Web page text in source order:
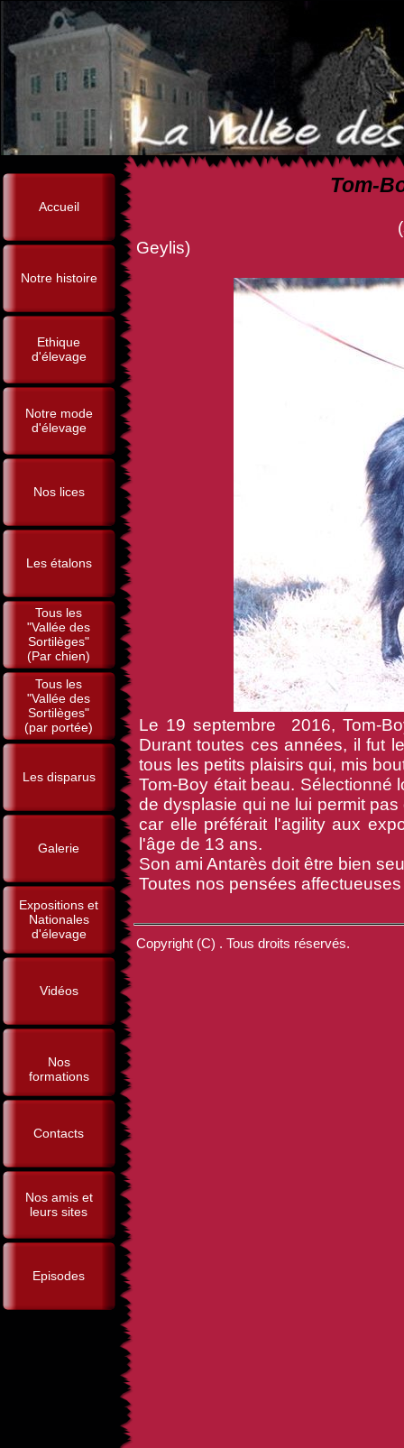
Accueil
Notre histoire
Ethique
d'élevage
Notre mode
d'élevage
Nos lices
Les étalons
Tous les
"Vallée des
Sortilèges"
(Par chien)
Tous les
"Vallée des
Sortilèges"
(par portée)
Les disparus
Galerie
Expositions et
Nationales
d'élevage
Vidéos
Nos
formations
Contacts
Nos amis et
leurs sites
Episodes
Tom-
(sr, Chcs, Br Ring,
Geylis)
Le 19 septembre 2016, Tom-
Durant toutes ces années, il fut
tous les petits plaisirs qui, mis
Tom-Boy était beau. Sélectionné
de dysplasie qui ne lui permit
car elle préférait l'agility aux
l'âge de 13 ans.
Son ami Antarès doit être bien
Toutes nos pensées
Copyright (C) . Tous droits réservés.